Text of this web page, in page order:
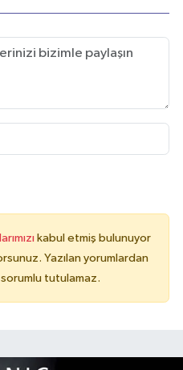
kabul etmiş bulunuyor
Yazılan yorumlardan
tutulamaz.